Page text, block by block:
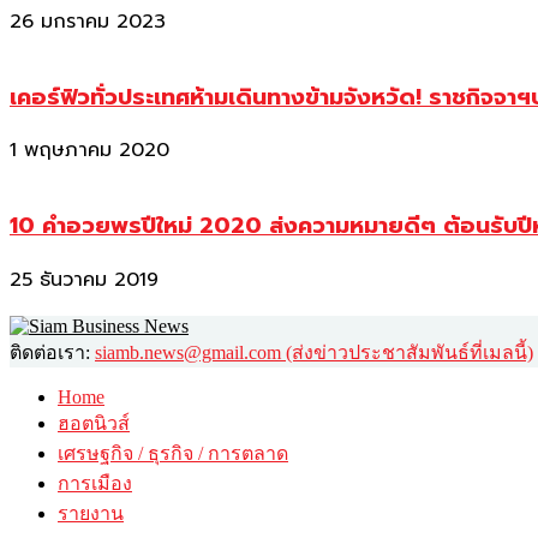
26 มกราคม 2023
เคอร์ฟิวทั่วประเทศห้ามเดินทางข้ามจังหวัด! ราชกิจจา
1 พฤษภาคม 2020
10 คำอวยพรปีใหม่ 2020 ส่งความหมายดีๆ ต้อนรับ
25 ธันวาคม 2019
ติดต่อเรา: siamb.news@gmail.com (ส่งข่าวประชาสัมพันธ์ที่เมลนี้)
Home
ฮอตนิวส์
เศรษฐกิจ / ธุรกิจ / การตลาด
การเมือง
รายงาน